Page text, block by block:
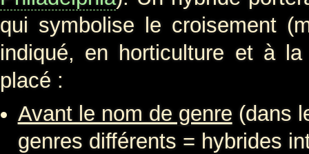
qui symbolise le croisement
indiqué, en horticulture et à
placé :
Avant le nom de genre (dans
genres différents = hybrides